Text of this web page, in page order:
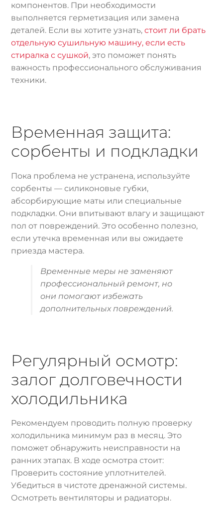
компонентов. При необходимости
выполняется герметизация или замена
деталей. Если вы хотите узнать,стоит ли брать
отдельную сушильную машину, если есть
стиралка с сушкой, это поможет понять
важность профессионального обслуживания
техники.
Временная защита:
сорбенты и подкладки
Пока проблема не устранена, используйте
сорбенты — силиконовые губки,
абсорбирующие маты или специальные
подкладки. Они впитывают влагу и защищают
пол от повреждений. Это особенно полезно,
если утечка временная или вы ожидаете
приезда мастера.
Временные меры не заменяют
профессиональный ремонт, но
они помогают избежать
дополнительных повреждений.
Регулярный осмотр:
залог долговечности
холодильника
Рекомендуем проводить полную проверку
холодильника минимум раз в месяц. Это
поможет обнаружить неисправности на
ранних этапах. В ходе осмотра стоит:
Проверить состояние уплотнителей.
Убедиться в чистоте дренажной системы.
Осмотреть вентиляторы и радиаторы.